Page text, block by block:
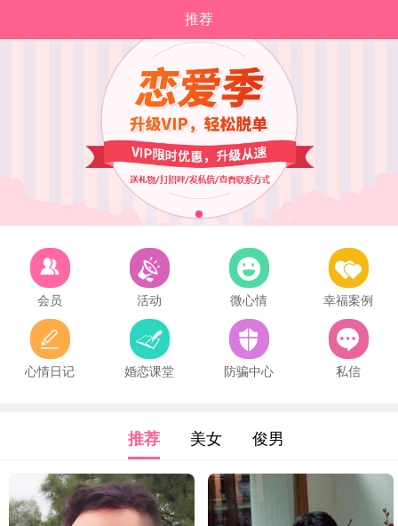
推荐
会员 活动 微心情 幸福案例
心情日记 婚恋课堂 防骗中心 私信
推荐 美女 俊男